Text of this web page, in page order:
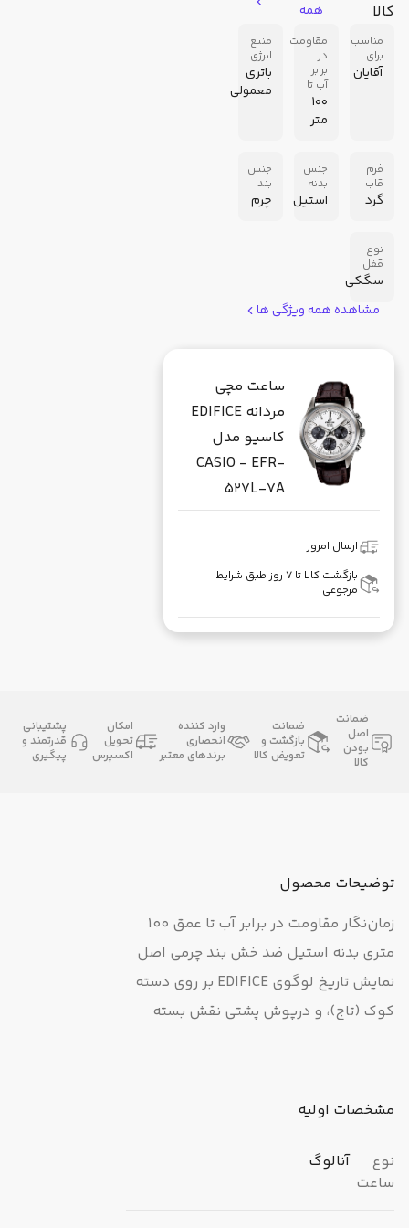
کالا
همه
مناسب
برای
آقایان
مقاومت
در
برابر
آب تا
100
متر
منبع
انرژی
باتری
معمولی
فرم
قاب
گرد
جنس
بدنه
استیل
جنس
بند
چرم
نوع
قفل
سگکی
مشاهده همه ویژگی ها
ساعت مچی
مردانه EDIFICE
کاسیو مدل
CASIO - EFR-
527L-7A
ارسال امروز
بازگشت کالا تا ۷ روز طبق شرایط
مرجوعی
ضمانت
اصل
بودن
کالا
ضمانت
بازگشت و
تعویض کالا
وارد کننده
انحصاری
برندهای معتبر
امکان
تحویل
اکسپرس
پشتیبانی
قدرتمند و
پیگیری
توضیحات محصول
زمان‌نگار مقاومت در برابر آب تا عمق 100
متری بدنه استیل ضد خش بند چرمی اصل
نمایش تاریخ لوگوی EDIFICE بر روی دسته
کوک (تاج)، و درپوش پشتی نقش بسته
مشخصات اولیه
نوع
ساعت
آنالوگ